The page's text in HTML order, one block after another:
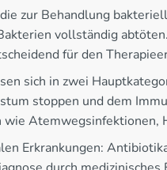
zur Behandlung
vollständig
für den
sich in zwei
stoppen und dem
Erkrankungen: